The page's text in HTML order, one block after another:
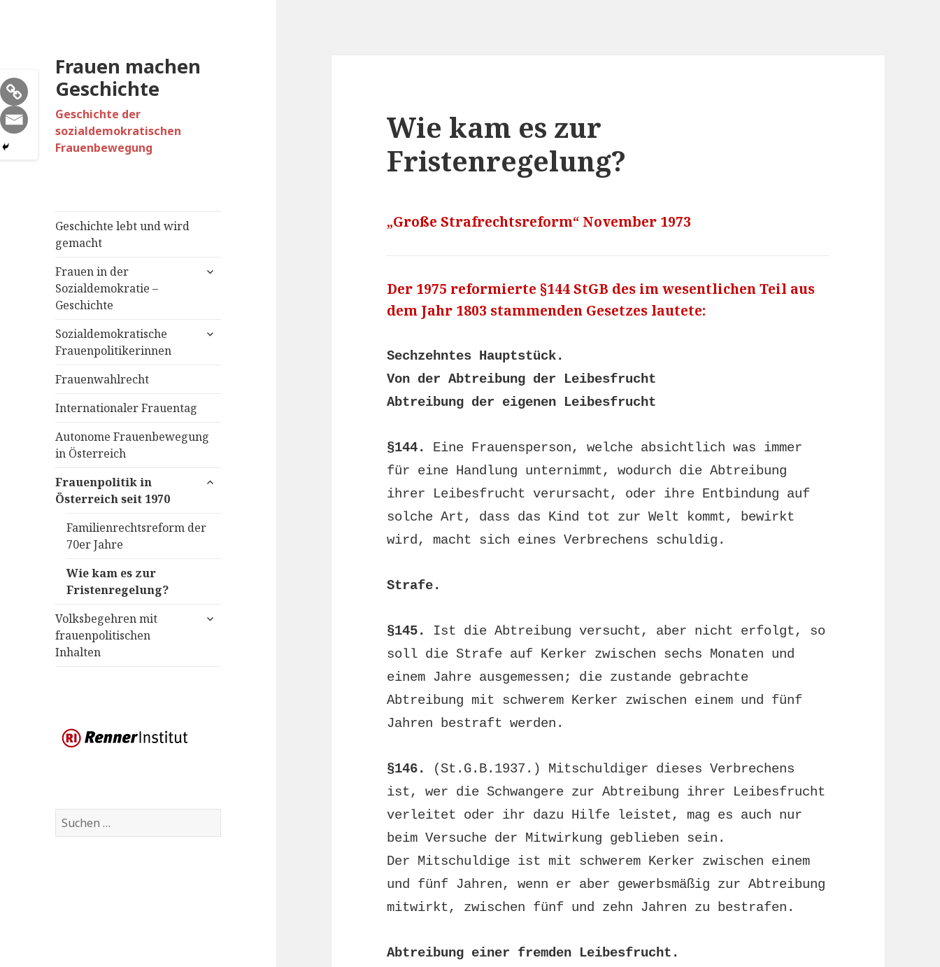
Frauen machen
Geschichte
Geschichte der
sozialdemokratischen
Frauenbewegung
Geschichte lebt und wird
gemacht
Frauen in der
Sozialdemokratie –
Geschichte
untermenü
Sozialdemokratische
Frauenpolitikerinnen
untermenü
Frauenwahlrecht
Internationaler Frauentag
Autonome Frauenbewegung
in Österreich
Frauenpolitik in
Österreich seit 1970
untermenü
Familienrechtsreform der
70er Jahre
Wie kam es zur
Fristenregelung?
Volksbegehren mit
frauenpolitischen
Inhalten
untermenü
Suchen
nach:
Wie kam es zur
Fristenregelung?
„Große Strafrechtsreform“ November 1973
Der 1975 reformierte §144 StGB des im wesentlichen Teil aus
dem Jahr 1803 stammenden Gesetzes lautete:
Sechzehntes Hauptstück.
Von der Abtreibung der Leibesfrucht
Abtreibung der eigenen Leibesfrucht
§144.
Eine Frauensperson, welche absichtlich was immer
für eine Handlung unternimmt, wodurch die Abtreibung
ihrer Leibesfrucht verursacht, oder ihre Entbindung auf
solche Art, dass das Kind tot zur Welt kommt, bewirkt
wird, macht sich eines Verbrechens schuldig.
Strafe.
§145.
Ist die Abtreibung versucht, aber nicht erfolgt, so
soll die Strafe auf Kerker zwischen sechs Monaten und
einem Jahre ausgemessen; die zustande gebrachte
Abtreibung mit schwerem Kerker zwischen einem und fünf
Jahren bestraft werden.
§146.
(St.G.B.1937.) Mitschuldiger dieses Verbrechens
ist, wer die Schwangere zur Abtreibung ihrer Leibesfrucht
verleitet oder ihr dazu Hilfe leistet, mag es auch nur
beim Versuche der Mitwirkung geblieben sein.
Der Mitschuldige ist mit schwerem Kerker zwischen einem
und fünf Jahren, wenn er aber gewerbsmäßig zur Abtreibung
mitwirkt, zwischen fünf und zehn Jahren zu bestrafen.
Abtreibung einer fremden Leibesfrucht.